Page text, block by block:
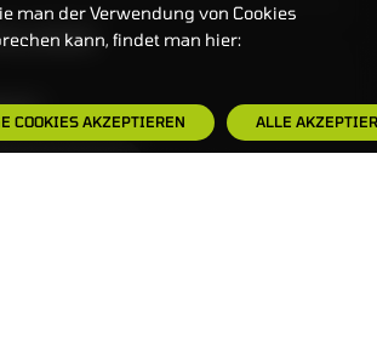
man der Verwendung von Cookies
kann, findet man hier:
COOKIES AKZEPTIEREN ALLE